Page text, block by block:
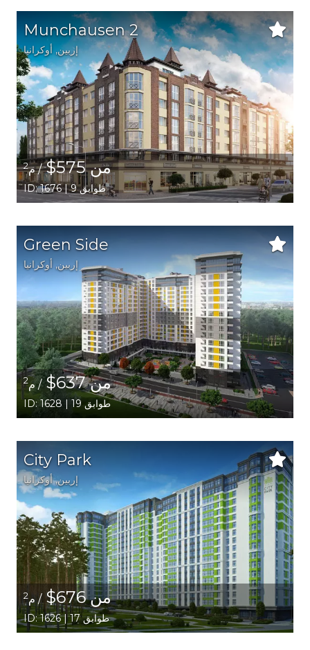
Munchausen 2
إربين, أوكرانيا
من 575$ / م2
ID: 1676 | 9 طوابق
Green Side
إربين, أوكرانيا
من 637$ / م2
ID: 1628 | 19 طوابق
City Park
إربين,أوكرانيا
من 676$ / م2
ID: 1626 | 17 طوابق